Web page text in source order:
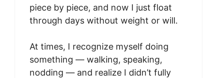
piece by piece, and now I just float
through days without weight or will.
At times, I recognize myself doing
something — walking, speaking,
nodding — and realize I didn’t fully